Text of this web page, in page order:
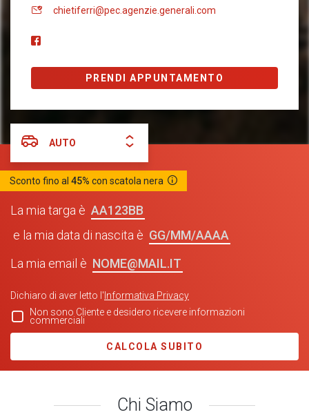
chietiferri@pec.agenzie.generali.com
PRENDI APPUNTAMENTO
AUTO
Sconto fino al 45% con scatola nera
La mia targa è
AA123BB
e la mia data di nascita è
GG/MM/AAAA
La mia email è NOME@MAIL.IT
Dichiaro di aver letto l' Informativa Privacy
Non sono Cliente e desidero ricevere informazioni
commerciali
CALCOLA SUBITO
Chi Siamo